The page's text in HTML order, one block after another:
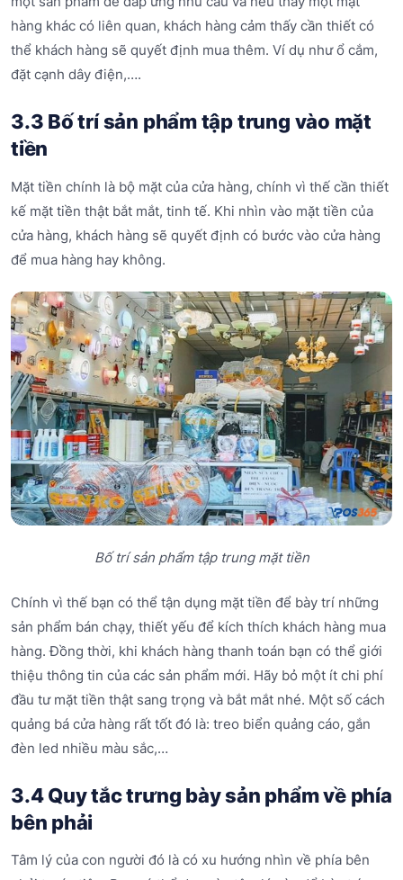
hàng khác có liên quan, khách hàng cảm thấy cần thiết có
thể khách hàng sẽ quyết định mua thêm. Ví dụ như ổ cắm,
đặt cạnh dây điện,….
3.3 Bố trí sản phẩm tập trung vào mặt
tiền
Mặt tiền chính là bộ mặt của cửa hàng, chính vì thế cần thiết
kế mặt tiền thật bắt mắt, tinh tế. Khi nhìn vào mặt tiền của
cửa hàng, khách hàng sẽ quyết định có bước vào cửa hàng
để mua hàng hay không.
Bố trí sản phẩm tập trung mặt tiền
Chính vì thế bạn có thể tận dụng mặt tiền để bày trí những
sản phẩm bán chạy, thiết yếu để kích thích khách hàng mua
hàng. Đồng thời, khi khách hàng thanh toán bạn có thể giới
thiệu thông tin của các sản phẩm mới. Hãy bỏ một ít chi phí
đầu tư mặt tiền thật sang trọng và bắt mắt nhé. Một số cách
quảng bá cửa hàng rất tốt đó là: treo biển quảng cáo, gắn
đèn led nhiều màu sắc,…
3.4 Quy tắc trưng bày sản phẩm về phía
bên phải
Tâm lý của con người đó là có xu hướng nhìn về phía bên